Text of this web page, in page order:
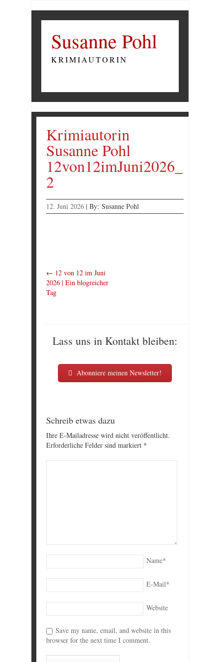
Susanne Pohl
KRIMIAUTORIN
Krimiautorin
Susanne Pohl
12von12imJuni2026_
2
12. Juni 2026 | By: Susanne Pohl
← 12 von 12 im Juni
2026 | Ein blogreicher
Tag
Lass uns in Kontakt bleiben:
Abonniere meinen Newsletter!
Schreib etwas dazu
Ihre E-Mailadresse wird nicht veröffentlicht.
Erforderliche Felder sind markiert *
Name*
E-Mail*
Website
Save my name, email, and website in this
browser for the next time I comment.